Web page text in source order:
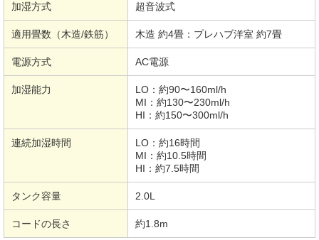
加湿方式 超音波式
適用畳数（木造/鉄筋） 木造 約4畳：プレハブ洋室 約7畳
電源方式 AC電源
加湿能力
LO：約90〜160ml/h
MI：約130〜230ml/h
HI：約150〜300ml/h
連続加湿時間
LO：約16時間
MI：約10.5時間
HI：約7.5時間
タンク容量 2.0L
コードの長さ 約1.8m